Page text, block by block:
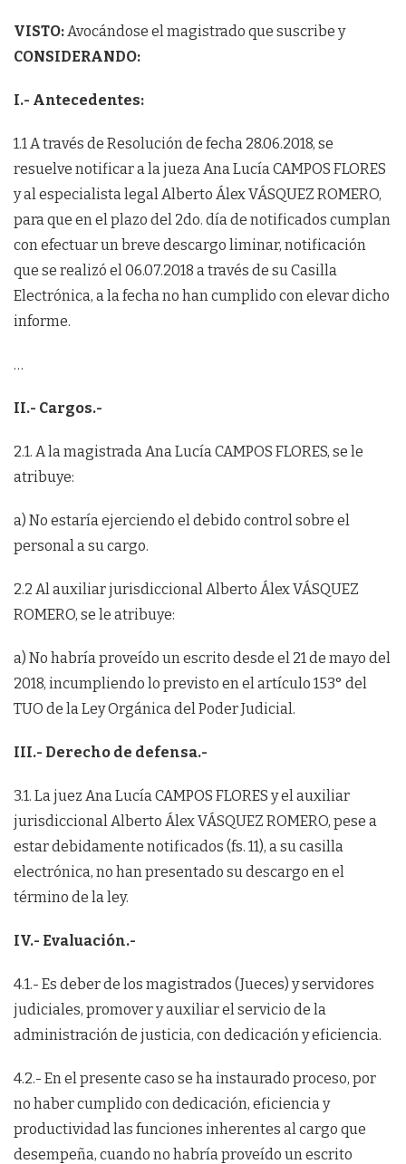
VISTO: Avocándose el magistrado que suscribe y
CONSIDERANDO:
I.- Antecedentes:
1.1 A través de Resolución de fecha 28.06.2018, se
resuelve notificar a la jueza Ana Lucía CAMPOS FLORES
y al especialista legal Alberto Álex VÁSQUEZ ROMERO,
para que en el plazo del 2do. día de notificados cumplan
con efectuar un breve descargo liminar, notificación
que se realizó el 06.07.2018 a través de su Casilla
Electrónica, a la fecha no han cumplido con elevar dicho
informe.
…
II.- Cargos.-
2.1. A la magistrada Ana Lucía CAMPOS FLORES, se le
atribuye:
a) No estaría ejerciendo el debido control sobre el
personal a su cargo.
2.2 Al auxiliar jurisdiccional Alberto Álex VÁSQUEZ
ROMERO, se le atribuye:
a) No habría proveído un escrito desde el 21 de mayo del
2018, incumpliendo lo previsto en el artículo 153° del
TUO de la Ley Orgánica del Poder Judicial.
III.- Derecho de defensa.-
3.1. La juez Ana Lucía CAMPOS FLORES y el auxiliar
jurisdiccional Alberto Álex VÁSQUEZ ROMERO, pese a
estar debidamente notificados (fs. 11), a su casilla
electrónica, no han presentado su descargo en el
término de la ley.
IV.- Evaluación.-
4.1.- Es deber de los magistrados (Jueces) y servidores
judiciales, promover y auxiliar el servicio de la
administración de justicia, con dedicación y eficiencia.
4.2.- En el presente caso se ha instaurado proceso, por
no haber cumplido con dedicación, eficiencia y
productividad las funciones inherentes al cargo que
desempeña, cuando no habría proveído un escrito